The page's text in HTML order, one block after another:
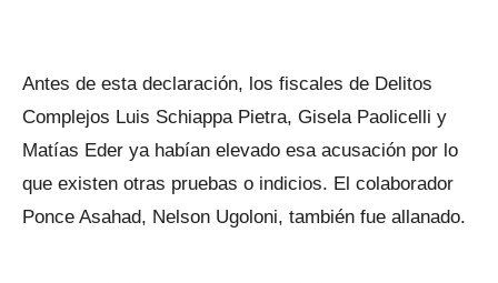
Antes de esta declaración, los fiscales de Delitos
Complejos Luis Schiappa Pietra, Gisela Paolicelli y
Matías Eder ya habían elevado esa acusación por lo
que existen otras pruebas o indicios. El colaborador
Ponce Asahad, Nelson Ugoloni, también fue allanado.